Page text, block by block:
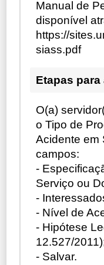
Manual de
disponível
https://
siass.pdf
Etapas
O(a)
o Tipo de
Acidente em
campos:
-
Serviço ou
-
- Nível de
- Hipótese
12.527/
- Salvar.